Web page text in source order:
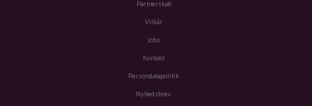
Partnerskab
Vilkår
Jobs
Kontakt
Persondatapolitik
Nyhedsbrev